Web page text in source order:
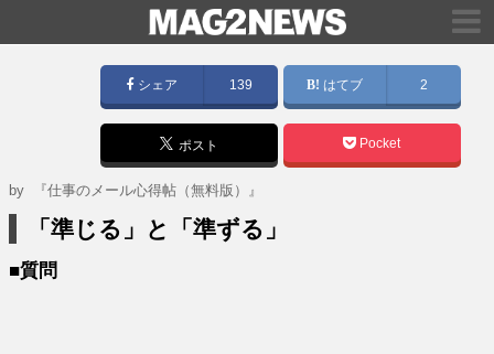
シェア 139 はてブ 2
ポスト Pocket
by 『仕事のメール心得帖（無料版）』
「準じる」と「準ずる」
■質問